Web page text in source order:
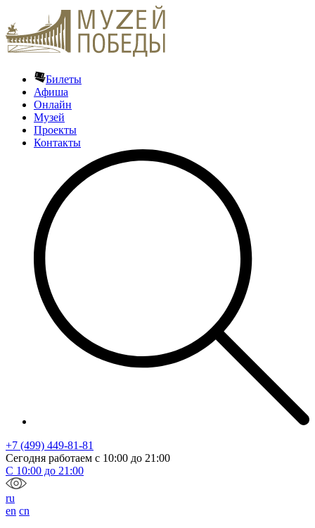
Билеты
Афиша
Онлайн
Музей
Проекты
Контакты
+7 (499) 449-81-81
Сегодня работаем с 10:00 до 21:00
С 10:00 до 21:00
ru
en cn